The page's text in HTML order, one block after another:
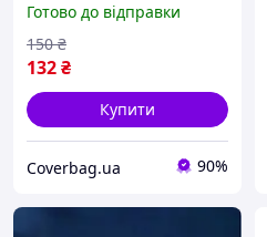
та крему
Готово до відправки
132₴
150 ₴
Купити
Coverbag.ua 90%